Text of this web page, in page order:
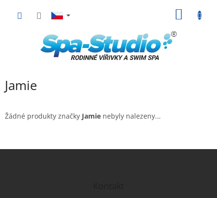
Jamie
Žádné produkty značky Jamie nebyly nalezeny...